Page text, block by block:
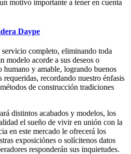
motivo importante a tener en cuenta
Daype
completo, eliminando toda
modelo acorde a sus deseos o
humano y amable, logrando buenos
requeridas, recordando nuestro énfasis
de construcción tradiciones
distintos acabados y modelos, los
el sueño de vivir en unión con la
en este mercado le ofrecerá los
exposiciónes o solícitenos datos
responderán sus inquietudes.